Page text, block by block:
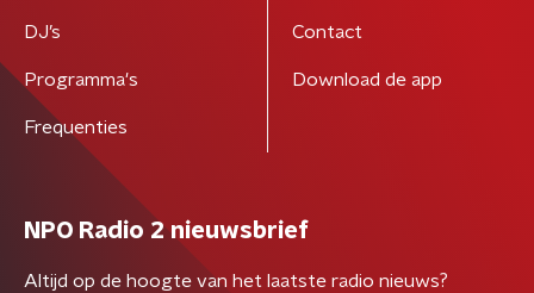
DJ’s
Programma's
Frequenties
Contact
Download de app
NPO Radio 2 nieuwsbrief
Altijd op de hoogte van het laatste radio nieuws?